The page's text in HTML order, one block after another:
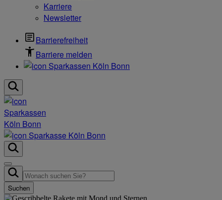
Karriere
Newsletter
Barrierefreiheit
Barriere melden
Suchen